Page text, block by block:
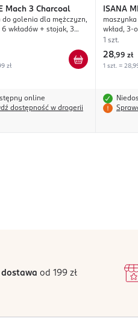
Mach 3 Charcoal
do golenia dla mężczyzn,
6 wkładów + stojak, 3
zł
online
dostępność w drogerii
ISANA
maszynka
wkład, 3-
1 szt.
28,99 zł
1 szt. =
dostawa od 199 zł